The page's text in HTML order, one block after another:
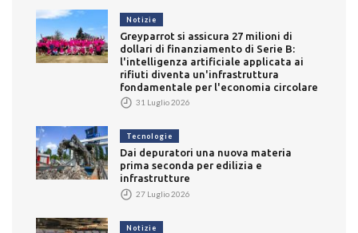
Notizie
Greyparrot si assicura 27 milioni di
dollari di finanziamento di Serie B:
l'intelligenza artificiale applicata ai
rifiuti diventa un'infrastruttura
fondamentale per l'economia circolare
31 Luglio 2026
Tecnologie
Dai depuratori una nuova materia
prima seconda per edilizia e
infrastrutture
27 Luglio 2026
Notizie